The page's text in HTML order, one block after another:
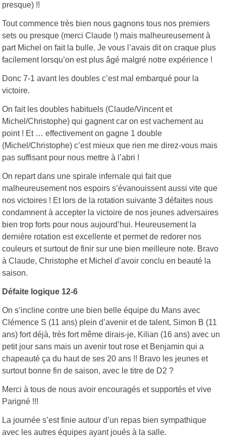
presque) !!
Tout commence très bien nous gagnons tous nos premiers
sets ou presque (merci Claude !) mais malheureusement à
part Michel on fait la bulle. Je vous l’avais dit on craque plus
facilement lorsqu’on est plus âgé malgré notre expérience !
Donc 7-1 avant les doubles c’est mal embarqué pour la
victoire.
On fait les doubles habituels (Claude/Vincent et
Michel/Christophe) qui gagnent car on est vachement au
point ! Et … effectivement on gagne 1 double
(Michel/Christophe) c’est mieux que rien me direz-vous mais
pas suffisant pour nous mettre à l’abri !
On repart dans une spirale infernale qui fait que
malheureusement nos espoirs s’évanouissent aussi vite que
nos victoires ! Et lors de la rotation suivante 3 défaites nous
condamnent à accepter la victoire de nos jeunes adversaires
bien trop forts pour nous aujourd’hui. Heureusement la
dernière rotation est excellente et permet de redorer nos
couleurs et surtout de finir sur une bien meilleure note. Bravo
à Claude, Christophe et Michel d’avoir conclu en beauté la
saison.
Défaite logique 12-6
On s’incline contre une bien belle équipe du Mans avec
Clémence S (11 ans) plein d’avenir et de talent, Simon B (11
ans) fort déjà, très fort même dirais-je, Kilian (16 ans) avec un
petit jour sans mais un avenir tout rose et Benjamin qui a
chapeauté ça du haut de ses 20 ans !! Bravo les jeunes et
surtout bonne fin de saison, avec le titre de D2 ?
Merci à tous de nous avoir encouragés et supportés et vive
Parigné !!!
La journée s’est finie autour d’un repas bien sympathique
avec les autres équipes ayant joués à la salle.